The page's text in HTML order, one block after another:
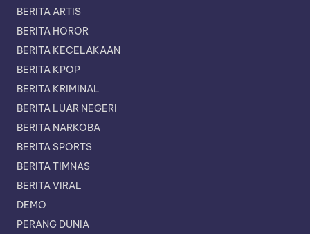
BERITA ARTIS
BERITA HOROR
BERITA KECELAKAAN
BERITA KPOP
BERITA KRIMINAL
BERITA LUAR NEGERI
BERITA NARKOBA
BERITA SPORTS
BERITA TIMNAS
BERITA VIRAL
DEMO
PERANG DUNIA